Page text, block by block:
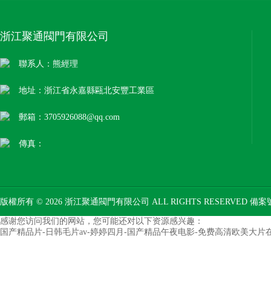
浙江聚通閥門有限公司
聯系人：熊經理
地址：浙江省永嘉縣甌北安豐工業區
郵箱：3705926088@qq.com
傳真：
版權所有 © 2026 浙江聚通閥門有限公司 ALL RIGHTS RESERVED 備案
感谢您访问我们的网站，您可能还对以下资源感兴趣：
国产精品片-日韩毛片av-婷婷四月-国产精品午夜电影-免费高清欧美大